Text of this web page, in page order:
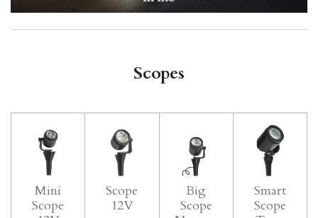
Scopes
Mini
Scope
Scope
12V
Big
Scope
Smart
Scope